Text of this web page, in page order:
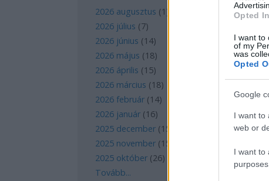
Opted In
I want to
of my
was
Opted
Google
I want to
web or
I want to
purposes.
2026 augusztus (1 )
2026 július (7)
2026 június (14)
2026 május (18)
2026 április (15)
2026 március (18)
2026 február (14)
2026 január (16)
2025 december (15
2025 november (15
2025 október (26)
Tovább...